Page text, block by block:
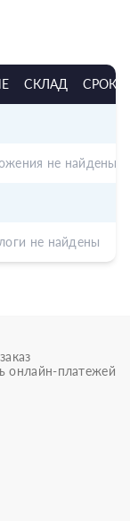
СКЛАД СРОК
не найдены
не найдены
онлайн-платежей